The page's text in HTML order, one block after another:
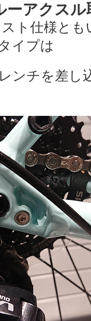
ーアクス
ト仕様と
イプは
ンチを差し